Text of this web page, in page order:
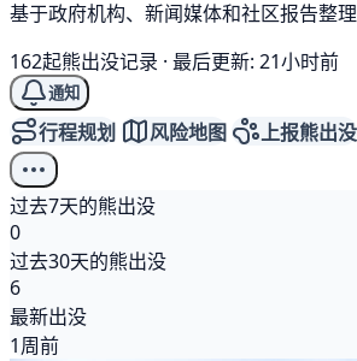
基于政府机构、新闻媒体和社区报告整理
162起熊出没记录 · 最后更新: 21小时前
通知
行程规划 风险地图 上报熊出没
过去7天的熊出没
0
过去30天的熊出没
6
最新出没
1周前